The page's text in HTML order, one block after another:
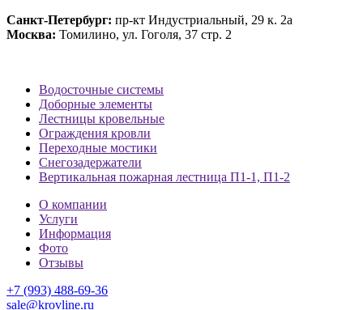
Санкт-Петербург: пр-кт Индустриальный, 29 к. 2а
Москва: Томилино, ул. Гоголя, 37 стр. 2
Водосточные системы
Доборные элементы
Лестницы кровельные
Ограждения кровли
Переходные мостики
Снегозадержатели
Вертикальная пожарная лестница П1-1, П1-2
О компании
Услуги
Информация
Фото
Отзывы
+7 (993) 488-69-36
sale@krovline.ru